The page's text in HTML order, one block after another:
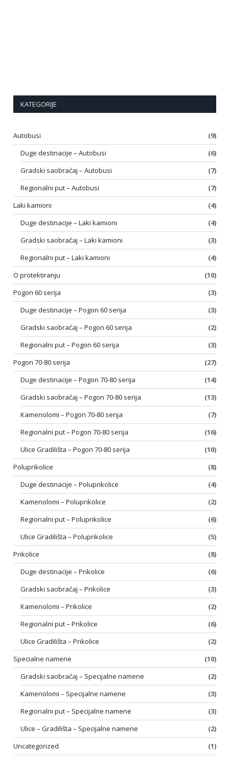
KATEGORIJE
Autobusi
(9)
Duge destinacije – Autobusi
(6)
Gradski saobraćaj – Autobusi
(7)
Regionalni put – Autobusi
(7)
Laki kamioni
(4)
Duge destinacije – Laki kamioni
(4)
Gradski saobraćaj – Laki kamioni
(3)
Regionalni put – Laki kamioni
(4)
O protektiranju
(10)
Pogon 60 serija
(3)
Duge destinacije – Pogon 60 serija
(3)
Gradski saobraćaj – Pogon 60 serija
(2)
Regionalni put – Pogon 60 serija
(3)
Pogon 70-80 serija
(27)
Duge destinacije – Pogon 70-80 serija
(14)
Gradski saobraćaj – Pogon 70-80 serija
(13)
Kamenolomi – Pogon 70-80 serija
(7)
Regionalni put – Pogon 70-80 serija
(16)
Ulice Gradilišta – Pogon 70-80 serija
(10)
Poluprikolice
(8)
Duge destinacije – Poluprikolice
(4)
Kamenolomi – Poluprikolice
(2)
Regionalni put – Poluprikolice
(6)
Ulice Gradilišta – Poluprikolice
(5)
Prikolice
(8)
Duge destinacije – Prikolice
(6)
Gradski saobraćaj – Prikolice
(3)
Kamenolomi – Prikolice
(2)
Regionalni put – Prikolice
(6)
Ulice Gradilišta – Prikolice
(2)
Specialne namene
(10)
Gradski saobraćaj – Specijalne namene
(2)
Kamenolomi – Specijalne namene
(3)
Regionalni put – Specijalne namene
(3)
Ulice – Gradilišta – Specijalne namene
(2)
Uncategorized
(1)